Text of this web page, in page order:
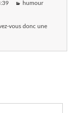
humour
vous donc une